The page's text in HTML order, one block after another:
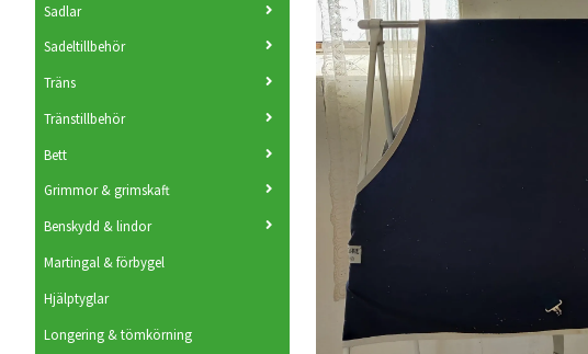
Sadlar
Sadeltillbehör
Träns
Tränstillbehör
Bett
Grimmor & grimskaft
Benskydd & lindor
Martingal & förbygel
Hjälptyglar
Longering & tömkörning